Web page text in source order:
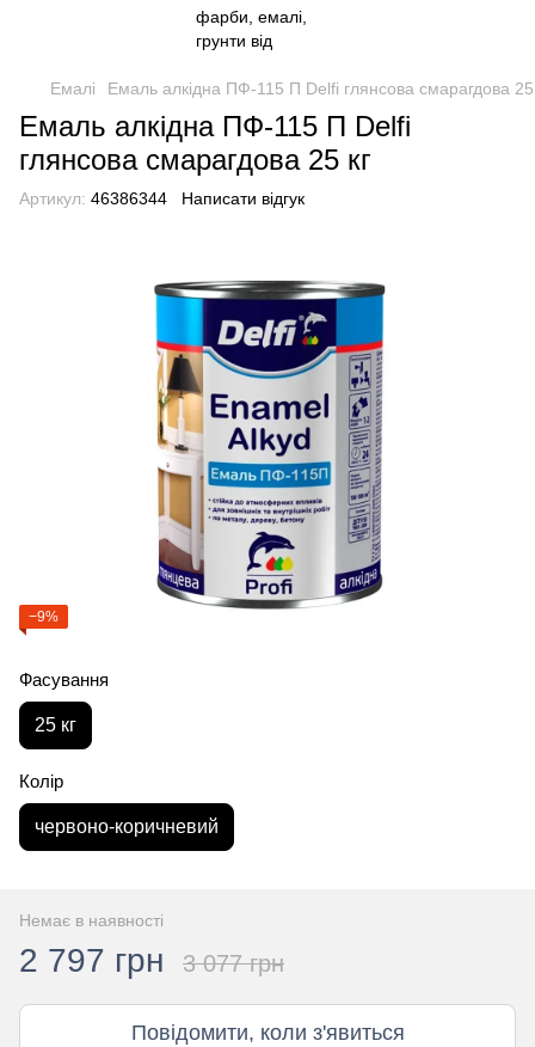
Емалі Емаль алкідна ПФ-115 П Delfi глянсова смарагдова 25
Емаль алкідна ПФ-115 П Delfi
глянсова смарагдова 25 кг
Артикул: 46386344 Написати відгук
−9%
Фасування
25 кг
Колір
червоно-коричневий
Немає в наявності
2 797 грн 3 077 грн
Повідомити, коли з'явиться